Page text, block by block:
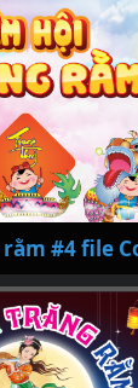
#4 file